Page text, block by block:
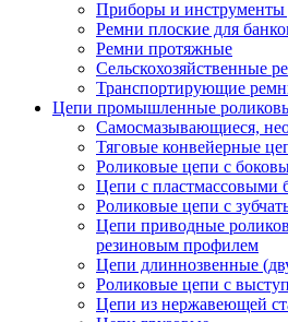
Приборы и инструменты
Ремни плоские для
Ремни протяжные
Сельскохозяйственные
Транспортирующие
Цепи промышленные
Самосмазывающиеся,
Тяговые конвейерные
Роликовые цепи с
Цепи с пластмассовыми
Роликовые цепи с
Цепи приводные
резиновым профилем
Цепи длиннозвенные
Роликовые цепи с
Цепи из нержавеющей